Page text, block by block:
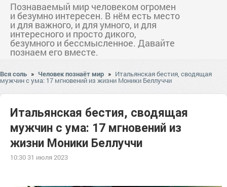
Познаваемый мир человеком огромен
и безумно интересен. В нём есть место
и для важного, и для умного, и для
интересного и просто дикого,
безумного и бессмысленное. Давайте
познаем его вместе.
Вся соль » Человек познаёт мир » Итальянская бестия, сводящая
мужчин с ума: 17 мгновений из жизни Моники Беллуччи
Итальянская бестия, сводящая
мужчин с ума: 17 мгновений из
жизни Моники Беллуччи
10:30 31 июля 2023